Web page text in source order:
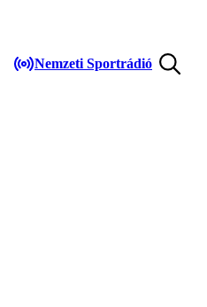
Nemzeti Sportrádió